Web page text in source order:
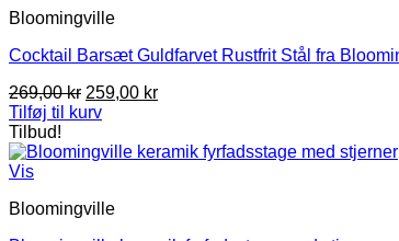
Bloomingville
Cocktail Barsæt Guldfarvet Rustfrit Stål fra
269,00kr Den
oprindelige
var:
259,00 krDen
er:
Tilføj til kurv
Tilbud!
Vis
Bloomingville